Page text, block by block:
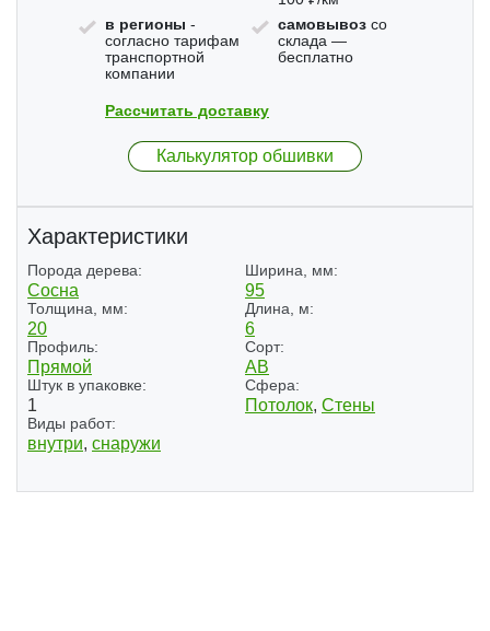
в регионы -
согласно тарифам
транспортной
компании
самовывозсо
склада —
бесплатно
Рассчитать доставку
Калькулятор обшивки
Характеристики
Порода дерева:
Сосна
Ширина, мм:
95
Толщина, мм:
20
Длина, м:
6
Профиль:
Прямой
Сорт:
АВ
Штук в упаковке:
1
Сфера:
Потолок, Стены
Виды работ:
внутри, снаружи